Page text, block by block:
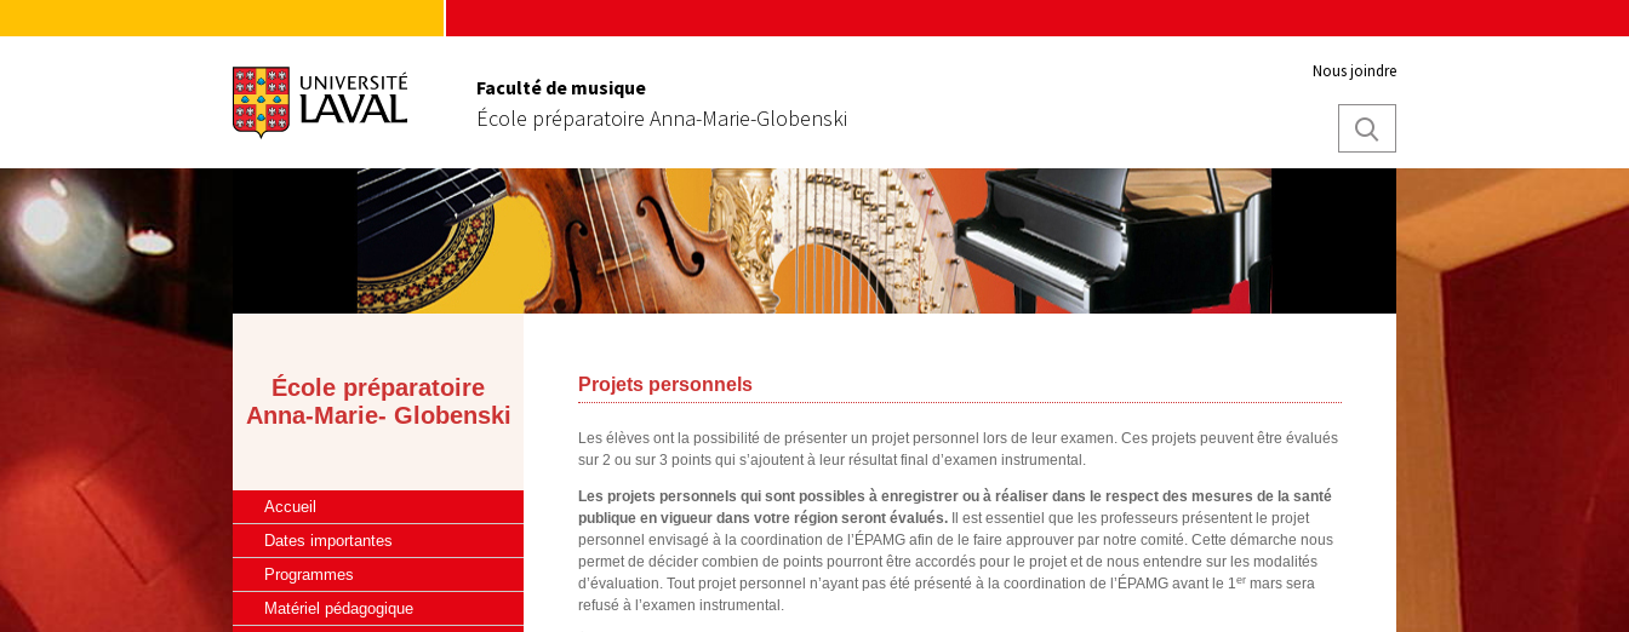
Faculté de musique
École préparatoire Anna-Marie-Globenski
Nous joindre
École préparatoire
Anna-Marie- Globenski
Accueil
Dates importantes
Programmes
Matériel pédagogique
Projets personnels
Les élèves ont la possibilité de présenter un projet personnel lors de leur examen. Ces projets peuvent être évalués
sur 2 ou sur 3 points qui s’ajoutent à leur résultat final d’examen instrumental.
Les projets personnels qui sont possibles à enregistrer ou à réaliser dans le respect des mesures de la santé
publique en vigueur dans votre région seront évalués.
Il est essentiel que les professeurs présentent le projet
personnel envisagé à la coordination de l’ÉPAMG afin de le faire approuver par notre comité. Cette démarche nous
permet de décider combien de points pourront être accordés pour le projet et de nous entendre sur les modalités
d’évaluation. Tout projet personnel n’ayant pas été présenté à la coordination de l’ÉPAMG avant le 1er mars sera
refusé à l’examen instrumental.